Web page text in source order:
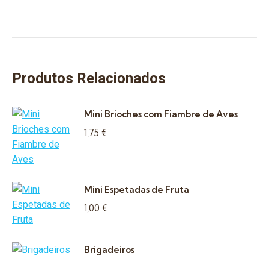
Produtos Relacionados
Mini Brioches com Fiambre de Aves
1,75 €
Mini Espetadas de Fruta
1,00 €
Brigadeiros